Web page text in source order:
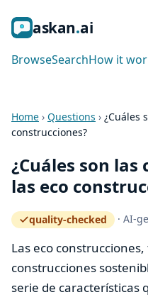
askan ai
BrowseSearchHow it
Home › Questions › ¿Cuáles
construcciones?
¿Cuáles son
las eco
quality-checked
— how the quality gate
·AI-
Las eco
construcciones
serie de características